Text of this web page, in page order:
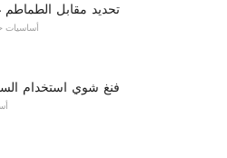
تحديد مقابل الطماطم
أساسيات
فنغ شوي استخدام